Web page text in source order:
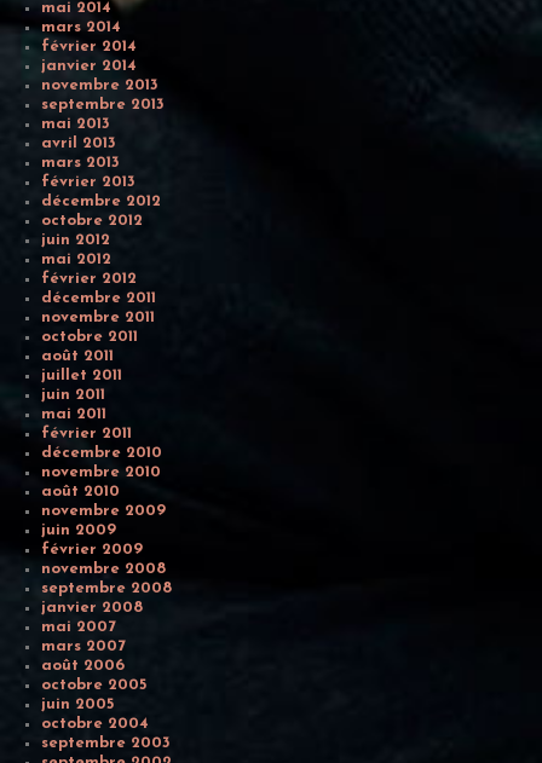
mai 2014
mars 2014
février 2014
janvier 2014
novembre 2013
septembre 2013
mai 2013
avril 2013
mars 2013
février 2013
décembre 2012
octobre 2012
juin 2012
mai 2012
février 2012
décembre 2011
novembre 2011
octobre 2011
août 2011
juillet 2011
juin 2011
mai 2011
février 2011
décembre 2010
novembre 2010
août 2010
novembre 2009
juin 2009
février 2009
novembre 2008
septembre 2008
janvier 2008
mai 2007
mars 2007
août 2006
octobre 2005
juin 2005
octobre 2004
septembre 2003